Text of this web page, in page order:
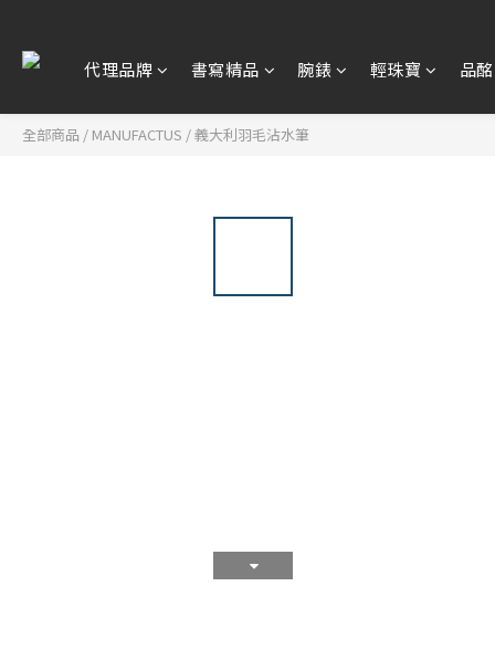
代理品牌 書寫精品 腕錶 輕珠寶 品酩
全部商品 / MANUFACTUS /義大利羽毛沾水筆